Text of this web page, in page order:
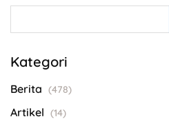
Kategori
Berita (478)
Artikel (14)